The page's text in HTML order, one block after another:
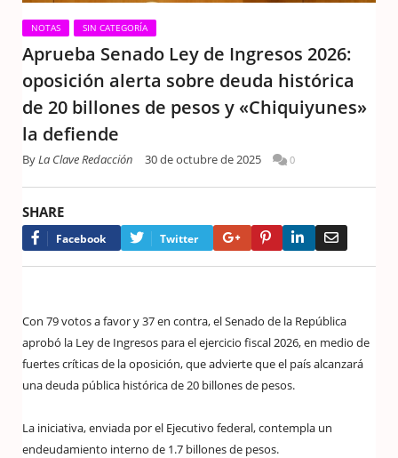
NOTAS SIN CATEGORÍA
Aprueba Senado Ley de Ingresos 2026:
oposición alerta sobre deuda histórica
de 20 billones de pesos y «Chiquiyunes»
la defiende
ByLa Clave Redacción 30 de octubre de 2025 0
SHARE
Facebook Twitter Google+PinterestLinkedIn
Con 79 votos a favor y 37 en contra, el Senado de la República
aprobó la Ley de Ingresos para el ejercicio fiscal 2026, en medio de
fuertes críticas de la oposición, que advierte que el país alcanzará
una deuda pública histórica de 20 billones de pesos.
La iniciativa, enviada por el Ejecutivo federal, contempla un
endeudamiento interno de 1.7 billones de pesos.